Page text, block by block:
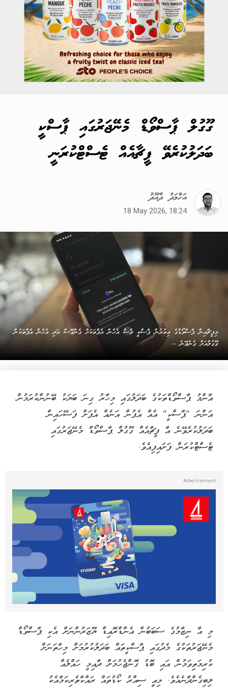
ގޫގުލް ޕާސްވޯޑް މެނޭޖަރުގައި ޕާސްކީ
ބަދަލުކުރެވޭ ފީޗާއެއް ޓެސްޓްކުރަނީ
އަހްމަދު ދާއޫދު
18 May 2026, 18:24
މިފީޗާއިން ޕާސްވޯޑްގެ އިތުރުން ޕާސްކީ ވެސް އެހެން އެޕްތަކަށް ގެންގޮސް އަދި އެހެން އެޕްތަކުން
ގޫގުލްއަށް ގެނެވޭނެ --
އާންމު ޕާސްވޯޑްތަކުގެ ބަދަލުގައި މިހާރު ގިނަ ބަޔަކު ބޭނުންކުރަމުން
އަންނަ "ޕާސްކީ" އެއް އެޕުން އަނެއް އެޕަށް ފަސޭހައިން
ބަދަލުކުރެވޭނެ އާ ފީޗާއެއް ގޫގުލް ޕާސްވޯޑް މެނޭޖަރުގައި
ޓެސްޓްކުރަން ފަށައިފިއެވެ.
މި އާ ނިޒާމުގެ ސަބަބުން އެންޑްރޮއިޑް ޔޫޒަރުންނަށް އެކި ޕާސްވޯޑް
މެނޭޖަރުތަކުގެ މެދުގައި ޕާސްކީތައް ބަދަލުކުރުމަށް މިހާތަނަށް
ކުރިމަތިވަމުން އައި ބޮޑު ގޮންޖެހުމަށް ދާއިމީ ހައްލެއް
ލިބިގެންދާނެއެވެ. މިއީ ސިއްރު ކޯޑުތައް ރައްކާތެރިކަމާއެކު